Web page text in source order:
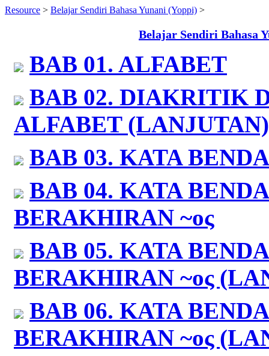
Resource > Belajar Sendiri Bahasa Yunani (Yoppi) >
Belajar Sendiri Bahasa
BAB 01. ALFABET
BAB 02. DIAKRITIK
ALFABET (LANJUTAN)
BAB 03. KATA
BAB 04. KATA
BERAKHIRAN ~ος
BAB 05. KATA
BERAKHIRAN ~ος
BAB 06. KATA
BERAKHIRAN ~ος